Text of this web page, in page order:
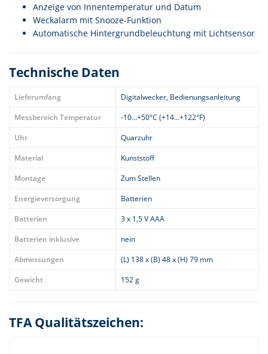
Anzeige von Innentemperatur und Datum
Weckalarm mit Snooze-Funktion
Automatische Hintergrundbeleuchtung mit Lichtsensor
Technische Daten
Lieferumfang
Digitalwecker, Bedienungsanleitung
Messbereich Temperatur
-10…+50°C (+14…+122°F)
Uhr
Quarzuhr
Material
Kunststoff
Montage
Zum Stellen
Energieversorgung
Batterien
Batterien
3 x 1,5 V AAA
Batterien inklusive
nein
Abmessungen
(L) 138 x (B) 48 x (H) 79 mm
Gewicht
152 g
TFA Qualitätszeichen: